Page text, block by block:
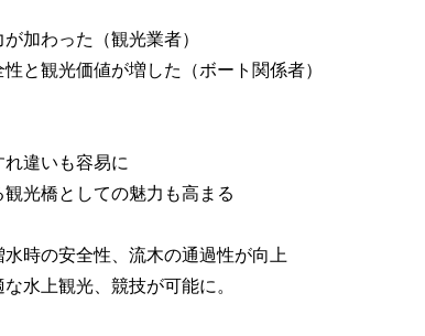
加わった（観光業者）
と観光価値が増した（ボート関係者）
れ違いも容易に
光橋としての魅力も高まる
時の安全性、流木の通過性が向上
水上観光、競技が可能に。